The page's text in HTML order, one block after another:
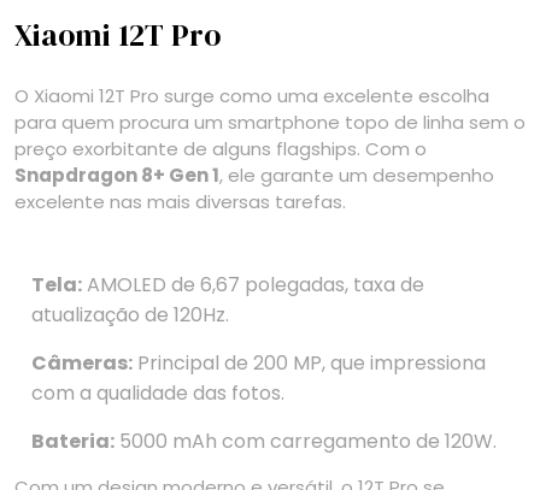
Xiaomi 12T Pro
O Xiaomi 12T Pro surge como uma excelente escolha
para quem procura um smartphone topo de linha sem o
preço exorbitante de alguns flagships. Com o
Snapdragon 8+ Gen 1, ele garante um desempenho
excelente nas mais diversas tarefas.
Tela:AMOLED de 6,67 polegadas, taxa de
atualização de 120Hz.
Câmeras: Principal de 200 MP, que impressiona
com a qualidade das fotos.
Bateria: 5000 mAh com carregamento de 120W.